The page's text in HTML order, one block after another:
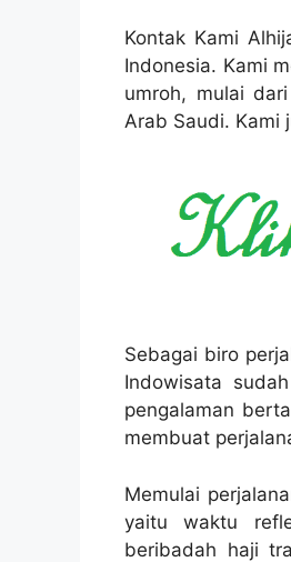
Kontak Kami
Indonesia. Kami
umroh, mulai
Arab Saudi. Kami
Sebagai biro
Indowisata
pengalaman
membuat
Memulai
yaitu waktu
beribadah haji